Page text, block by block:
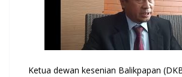
Ketua dewan kesenian Balikpapan